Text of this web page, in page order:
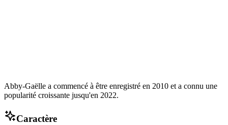
Abby-Gaëlle a commencé à être enregistré en 2010 et a connu une
popularité croissante jusqu'en 2022.
Caractère